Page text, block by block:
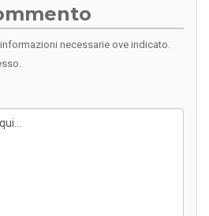
necessarie ove indicato.